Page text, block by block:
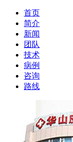
首页
简介
新闻
团队
技术
病例
咨询
路线